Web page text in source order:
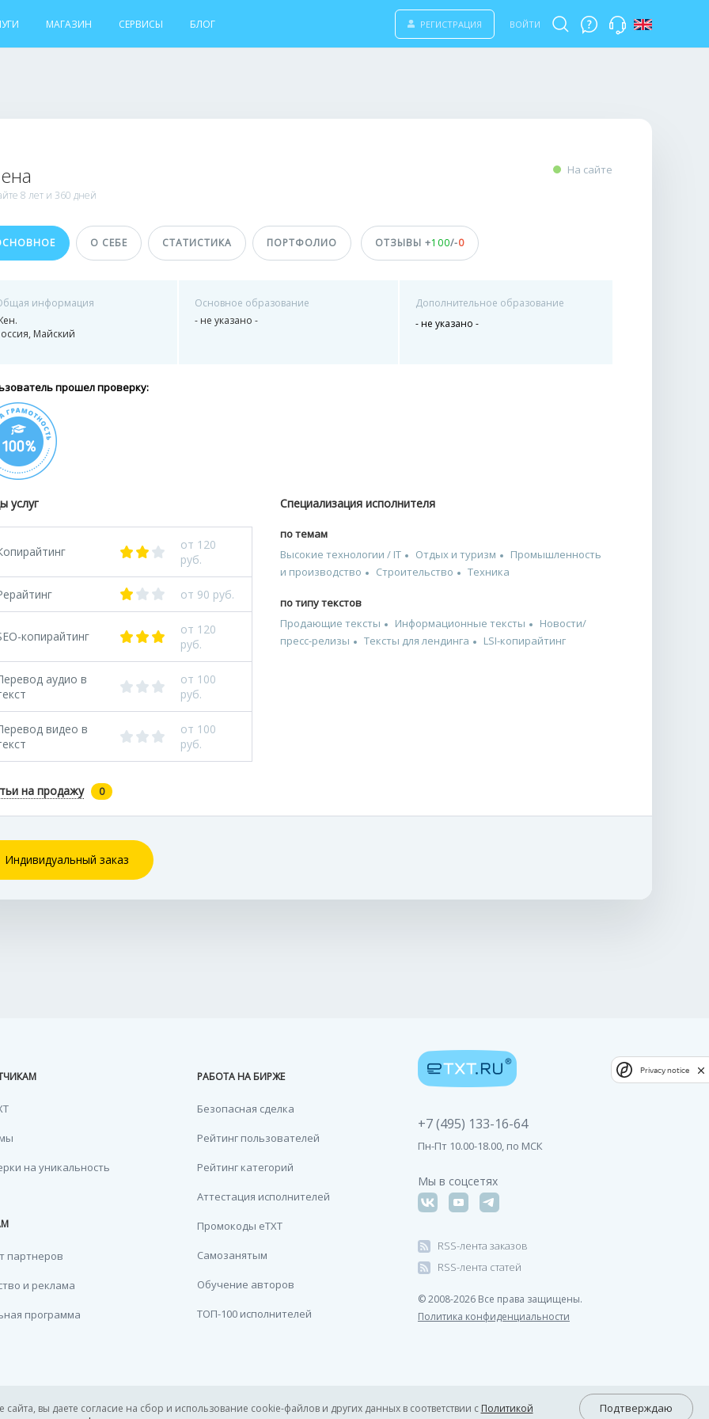
МАГАЗИН СЕРВИСЫ БЛОГ РЕГИСТРАЦИЯ ВОЙТИ
8 лет и 360 дней
На сайте
О СЕБЕ СТАТИСТИКА ПОРТФОЛИО ОТЗЫВЫ +100/-0
информация
Майский
Основное образование
- не указано -
Дополнительное образование
- не указано -
прошел проверку:
услуг
от 120
руб.
от 90 руб.
копирайтинг
от 120
руб.
аудио в
от 100
руб.
видео в
от 100
руб.
Специализация исполнителя
по темам
Высокие технологии / IT
Отдых и туризм
Промышленность
и производство
Строительство Техника
по типу текстов
Продающие тексты
Информационные тексты
Новости/
пресс-релизы
Тексты для лендинга LSI-копирайтинг
на продажу 0
Индивидуальный заказ
вы даете согласие на сбор и использование cookie-файлов и других данных в соответствии с Политикой
Подтверждаю
на уникальность
партнеров
и реклама
программа
РАБОТА НА БИРЖЕ
Безопасная сделка
Рейтинг пользователей
Рейтинг категорий
Аттестация исполнителей
Промокоды eTXT
Самозанятым
Обучение авторов
ТОП-100 исполнителей
+7 (495) 133-16-64
Пн-Пт 10.00-18.00, по МСК
Мы в соцсетях
RSS-лента заказов
RSS-лента статей
© 2008-2026 Все права защищены.
Политика конфиденциальности
Privacy notice